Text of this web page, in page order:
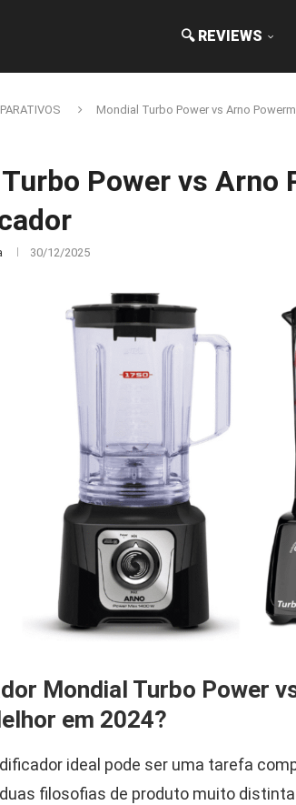
🔍 REVIEWS
Mondial Turbo Power vs Arno
Power vs Arno
30/12/2025
Mondial Turbo Power
em 2024?
ideal pode ser uma tarefa
filosofias de produto muito